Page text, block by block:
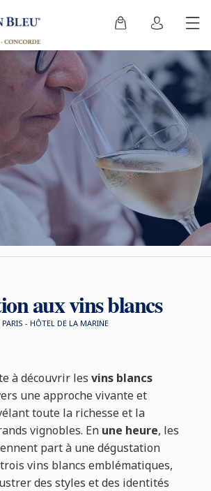
aux vins blancs
PARIS - HÔTEL DE LA MARINE
à découvrir les vins blancs
une approche vivante et
toute la richesse et la
vignobles. En une heure, les
part à une dégustation
vins blancs emblématiques,
des styles et des identités